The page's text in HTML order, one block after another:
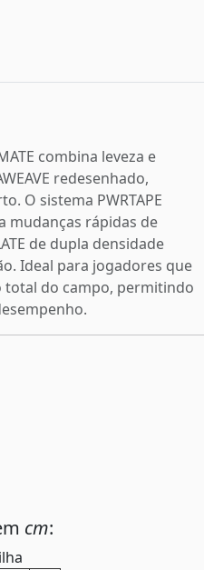
combina leveza e
redesenhado,
O sistema PWRTAPE
mudanças rápidas de
de dupla densidade
Ideal para jogadores que
total do campo, permitindo
cm: